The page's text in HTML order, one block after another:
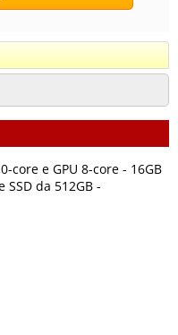
core e GPU 8-core - 16GB
da 512GB -